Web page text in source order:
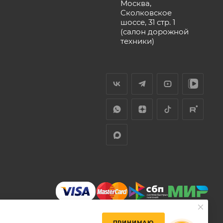
Москва,
Сколковское
шоссе, 31 стр. 1
(салон дорожной
техники)